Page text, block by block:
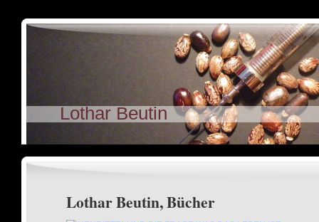
Lothar Beutin
Lothar Beutin, Bücher